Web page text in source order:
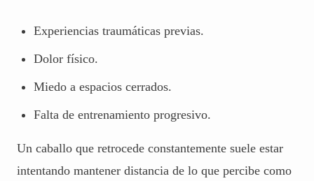
Experiencias traumáticas previas.
Dolor físico.
Miedo a espacios cerrados.
Falta de entrenamiento progresivo.
Un caballo que retrocede constantemente suele estar
intentando mantener distancia de lo que percibe como